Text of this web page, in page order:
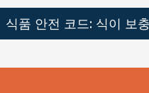
식품 안전 코드: 식이 보